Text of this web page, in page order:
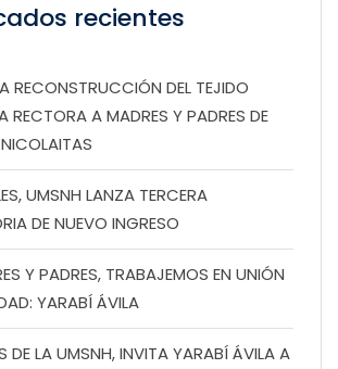
recientes
RECONSTRUCCIÓN DEL TEJIDO
RECTORA A MADRES Y PADRES DE
UMSNH LANZA TERCERA
DE NUEVO INGRESO
Y PADRES, TRABAJEMOS EN UNIÓN
YARABÍ ÁVILA
DE LA UMSNH, INVITA YARABÍ ÁVILA A